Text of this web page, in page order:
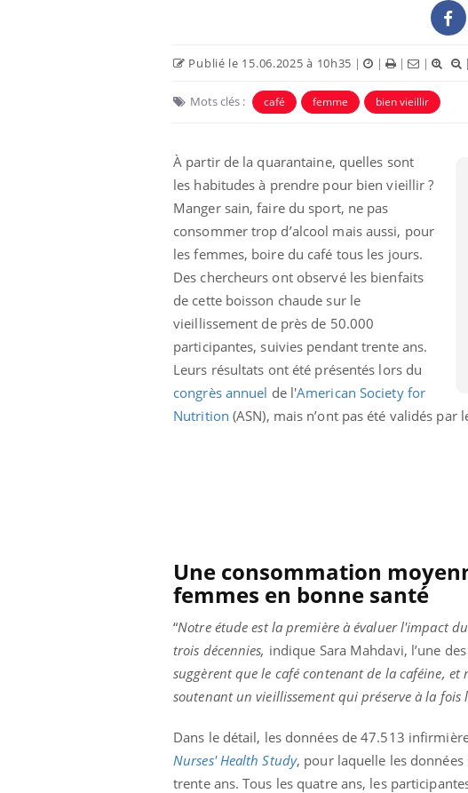
Publié le 15.06.2025 à 10h35 | | | |
Mots clés : café femme bien vieillir
À partir de la quarantaine, quelles sont
les habitudes à prendre pour bien vieillir ?
Manger sain, faire du sport, ne pas
consommer trop d’alcool mais aussi, pour
les femmes, boire du café tous les jours.
Des chercheurs ont observé les bienfaits
de cette boisson chaude sur le
vieillissement de près de 50.000
participantes, suivies pendant trente ans.
Leurs résultats ont été présentés lors du
congrès annuel de l'American Society for
Nutrition (ASN), mais n’ont pas été validés par
Une consommation
femmes en bonne santé
“Notre étude est la première à évaluer l'impact
trois décennies, indique Sara Mahdavi, l’une
suggèrent que le café contenant de la caféine,
soutenant un vieillissement qui préserve à la fois
Dans le détail, les données de 47.513
Nurses' Health Study, pour laquelle les
trente ans. Tous les quatre ans, les
Carence en fer : comprendre pour
Youtube
Fatigue, irritabilité, brouillard mental ou
même alopécie… Les symptômes de la
carence en fer sont multiples ce qui la rend
Youtube
Insuline &
osait en
En 2026,
reste entourée
patients